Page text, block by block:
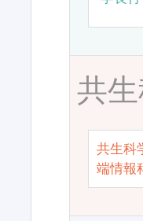
共
共生科
端情報